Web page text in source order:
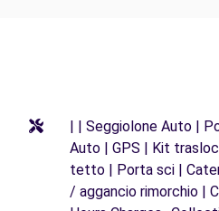
| | Seggiolone Auto |
Auto | GPS | Kit
tetto | Porta sci |
/ aggancio rimorchio |